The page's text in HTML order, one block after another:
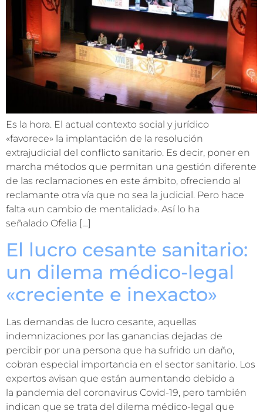
Es la hora. El actual contexto social y jurídico
«favorece» la implantación de la resolución
extrajudicial del conflicto sanitario. Es decir, poner en
marcha métodos que permitan una gestión diferente
de las reclamaciones en este ámbito, ofreciendo al
reclamante otra vía que no sea la judicial. Pero hace
falta «un cambio de mentalidad». Así lo ha
señalado Ofelia […]
El lucro cesante sanitario:
un dilema médico-legal
«creciente e inexacto»
Las demandas de lucro cesante, aquellas
indemnizaciones por las ganancias dejadas de
percibir por una persona que ha sufrido un daño,
cobran especial importancia en el sector sanitario. Los
expertos avisan que están aumentando debido a
la pandemia del coronavirus Covid-19, pero también
indican que se trata del dilema médico-legal que